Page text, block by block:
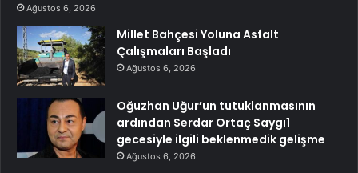
Ağustos 6, 2026
Millet Bahçesi Yoluna Asfalt
Çalışmaları Başladı
Ağustos 6, 2026
Oğuzhan Uğur’un tutuklanmasının
ardından Serdar Ortaç Saygı1
gecesiyle ilgili beklenmedik gelişme
Ağustos 6, 2026